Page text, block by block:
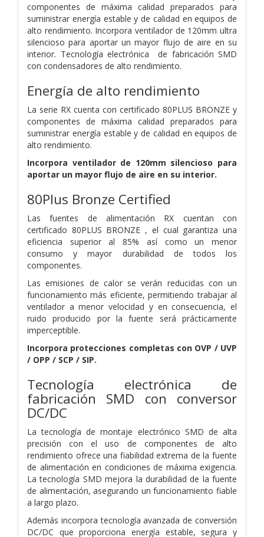
componentes de máxima calidad preparados para
suministrar energía estable y de calidad en equipos de
alto rendimiento. Incorpora ventilador de 120mm ultra
silencioso para aportar un mayor flujo de aire en su
interior. Tecnología electrónica de fabricación SMD
con condensadores de alto rendimiento.
Energía de alto rendimiento
La serie RX cuenta con certificado 80PLUS BRONZE y
componentes de máxima calidad preparados para
suministrar energía estable y de calidad en equipos de
alto rendimiento.
Incorpora ventilador de 120mm silencioso para
aportar un mayor flujo de aire en su interior.
80Plus Bronze Certified
Las fuentes de alimentación RX cuentan con
certificado 80PLUS BRONZE , el cual garantiza una
eficiencia superior al 85% así como un menor
consumo y mayor durabilidad de todos los
componentes.
Las emisiones de calor se verán reducidas con un
funcionamiento más eficiente, permitiendo trabajar al
ventilador a menor velocidad y en consecuencia, el
ruido producido por la fuente será prácticamente
imperceptible.
Incorpora protecciones completas con OVP / UVP
/ OPP / SCP / SIP.
Tecnología electrónica de
fabricación SMD con conversor
DC/DC
La tecnología de montaje electrónico SMD de alta
precisión con el uso de componentes de alto
rendimiento ofrece una fiabilidad extrema de la fuente
de alimentación en condiciones de máxima exigencia.
La tecnología SMD mejora la durabilidad de la fuente
de alimentación, asegurando un funcionamiento fiable
a largo plazo.
Además incorpora tecnología avanzada de conversión
DC/DC que proporciona energía estable, segura y